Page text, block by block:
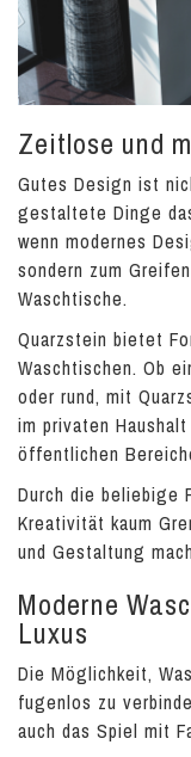
Zeitlose und
Gutes Design ist
gestaltete Dinge
wenn modernes
sondern zum
Waschtische.
Quarzstein bietet
Waschtischen. Ob
oder rund, mit
im privaten
öffentlichen
Durch die beliebige
Kreativität kaum
und Gestaltung
Moderne
Luxus
Die Möglichkeit,
fugenlos zu
auch das Spiel mit